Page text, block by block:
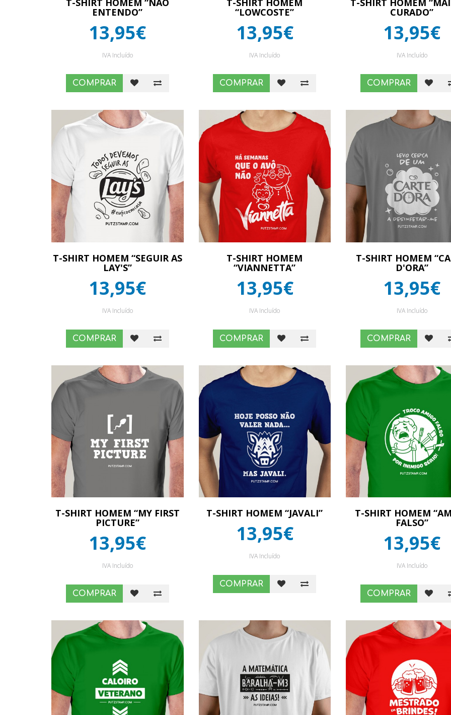
T-SHIRT HOMEM “NÃO
ENTENDO”
13,95€
IVA Incluído
COMPRAR
T-SHIRT HOMEM
“LOWCOSTE”
13,95€
IVA Incluído
COMPRAR
T-SHIRT HOMEM
CURADO”
13,95€
IVA Incluído
COMPRAR
T-SHIRT HOMEM “SEGUIR AS
LAY'S”
13,95€
IVA Incluído
COMPRAR
T-SHIRT HOMEM
“VIANNETTA”
13,95€
IVA Incluído
COMPRAR
T-SHIRT HOMEM
D'ORA”
13,95€
IVA Incluído
COMPRAR
T-SHIRT HOMEM “MY FIRST
PICTURE”
13,95€
IVA Incluído
COMPRAR
T-SHIRT HOMEM “JAVALI”
13,95€
IVA Incluído
COMPRAR
T-SHIRT HOMEM
FALSO”
13,95€
IVA Incluído
COMPRAR